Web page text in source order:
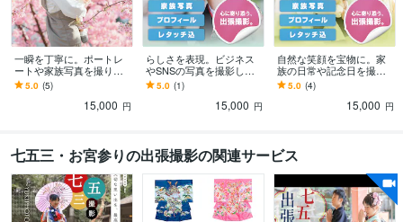
一瞬を丁寧に。ポートレ
ートや家族写真を撮りま
す ポートレート・家族・
日常の記録。飾らない自
然な姿を写します。
5.0 (5)
15,000 円
らしさを表現。ビジネス
やSNSの写真を撮影しま
す ポートレート・家族・
日常の記録。飾らない自
然な姿を写します。
5.0 (1)
15,000 円
自然な笑顔を宝物に。家
族の日常や記念日を撮影
します ポートレート・家
族・日常の記録。飾らな
い自然な姿を写します。
5.0 (4)
15,000 円
七五三・お宮参りの出張撮影の関連サービス